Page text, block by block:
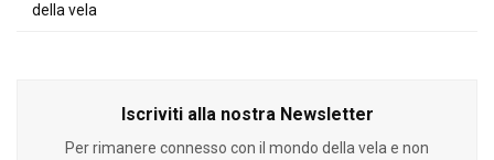
della vela
Iscriviti alla nostra Newsletter
Per rimanere connesso con il mondo della vela e non